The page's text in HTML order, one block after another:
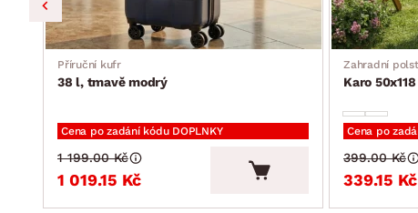
Příruční kufr
38 l, tmavě modrý
Cena po zadání kódu DOPLNKY
1 019.15 Kč
1 199.00 Kč
Zahradní
Karo
Cena po
339.15 Kč
399.00 Kč